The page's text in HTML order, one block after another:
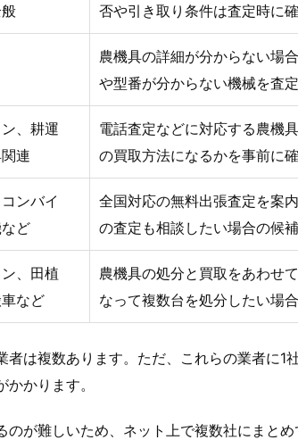
否や引き取り条件は査定時に
農機具の詳細が分からない場
や型番が分からない機械を査
、耕運
連
電話査定などに対応する農機
の買取方法になるかを事前に
ンバイ
ど
全国対応の無料出張査定を案
の査定も相談したい場合の候補
、田植
など
農機具の処分と買取をあわせ
なって複数台を処分したい場
は複数あります。ただ、これらの業者に
かります。
が難しいため、ネット上で複数社にまと